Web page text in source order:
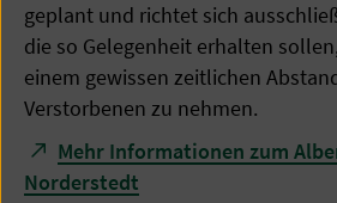
geplant und richtet sich
die so Gelegenheit erhalten
einem gewissen zeitlichen
Verstorbenen zu nehmen.
Mehr Informationen zum
Norderstedt